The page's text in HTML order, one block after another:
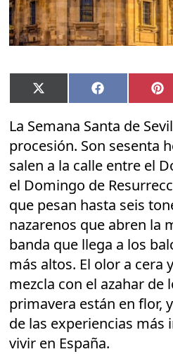
Compartir
en
X
(Twitter)
Compartir
en
Facebook
La Semana Santa de
procesión. Son sesenta
salen a la calle entre el
el Domingo de
que pesan hasta seis
nazarenos que abren la
banda que llega a los
más altos. El olor a cera
mezcla con el azahar de
primavera están en flor,
de las experiencias más
vivir en España.